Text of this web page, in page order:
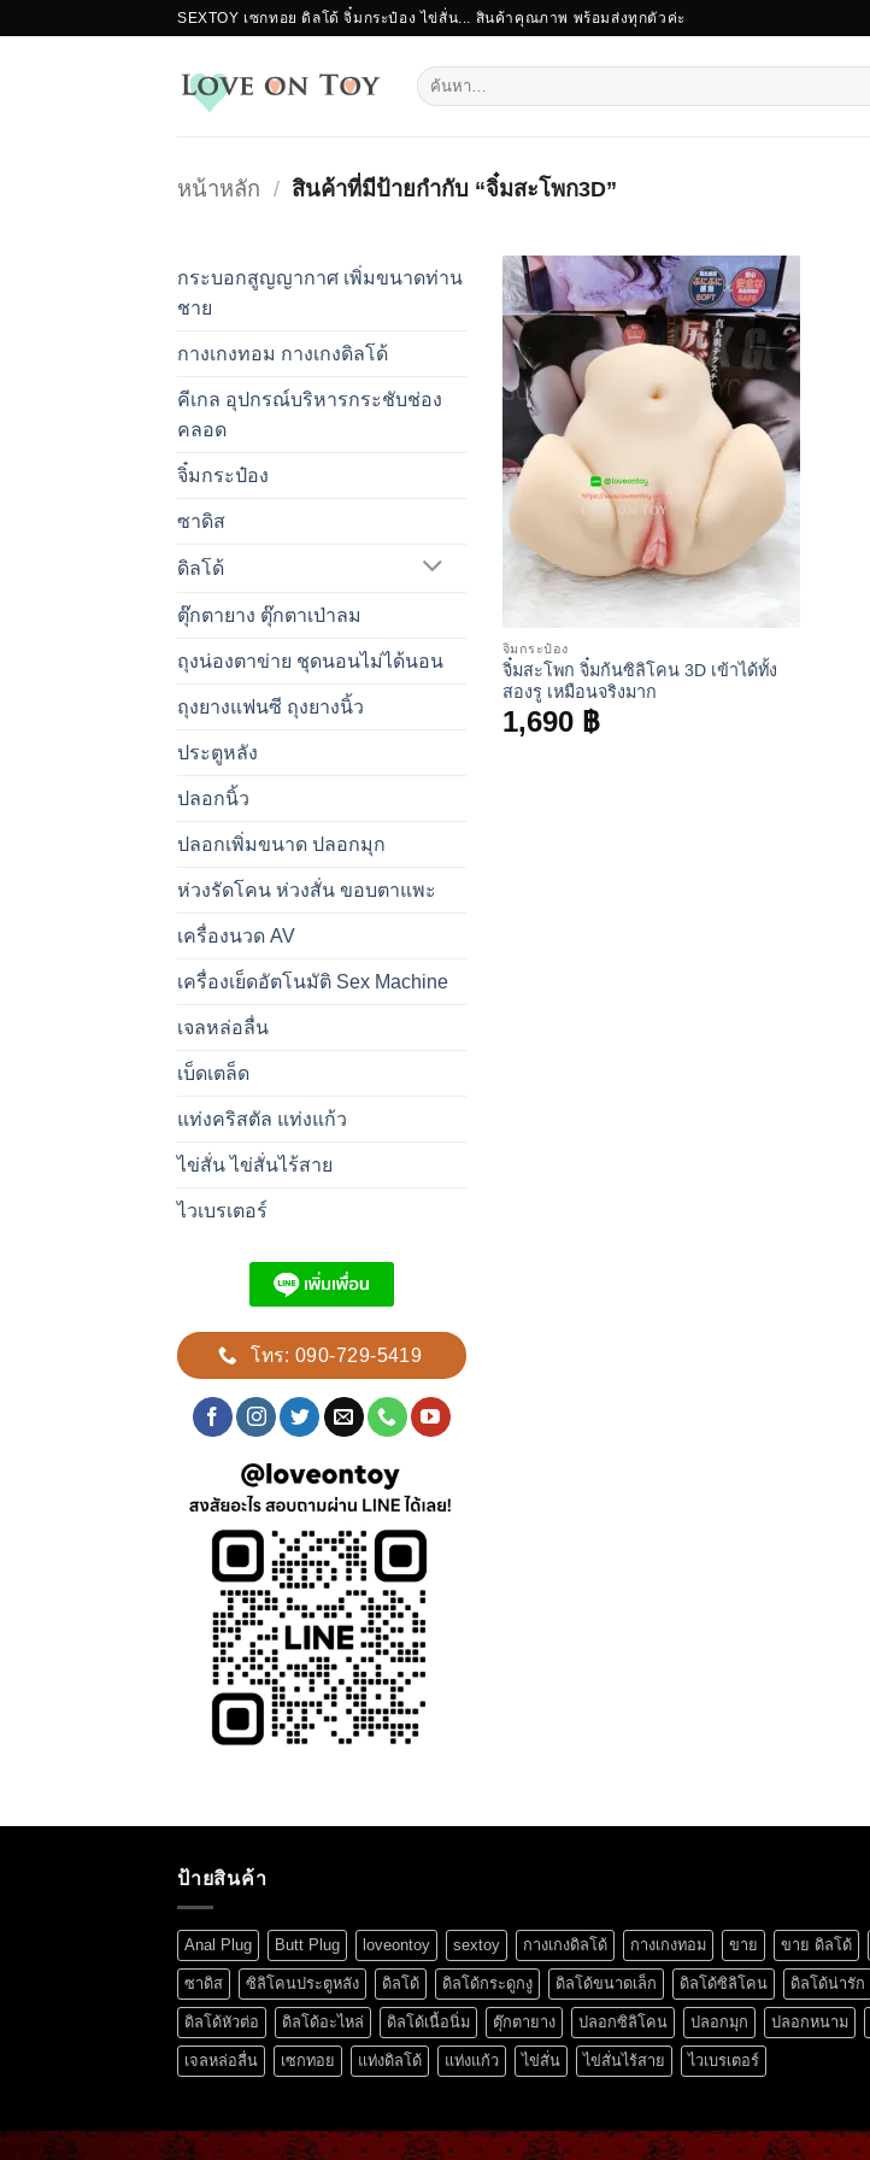
SEXTOY เซกทอย ดิลโด้ จิ๋มกระป๋อง ไข่สั่น... สินค้าคุณภาพ พร้อมส่งทุกตัวค่ะ
ค้นหา:
หน้าหลัก / สินค้าที่มีป้ายกำกับ “จิ๋มสะโพก3D”
กระบอกสูญญากาศ เพิ่มขนาดท่าน
ชาย
กางเกงทอม กางเกงดิลโด้
คีเกล อุปกรณ์บริหารกระชับช่อง
คลอด
จิ๋มกระป๋อง
ซาดิส
ดิลโด้
ตุ๊กตายาง ตุ๊กตาเป่าลม
ถุงน่องตาข่าย ชุดนอนไม่ได้นอน
ถุงยางแฟนซี ถุงยางนิ้ว
ประตูหลัง
ปลอกนิ้ว
ปลอกเพิ่มขนาด ปลอกมุก
ห่วงรัดโคน ห่วงสั่น ขอบตาแพะ
เครื่องนวด AV
เครื่องเย็ดอัตโนมัติ Sex Machine
เจลหล่อลื่น
เบ็ดเตล็ด
แท่งคริสตัล แท่งแก้ว
ไข่สั่น ไข่สั่นไร้สาย
ไวเบรเตอร์
โทร: 090-729-5419
จิ๋มกระป๋อง
จิ๋มสะโพก จิ๋มก้นซิลิโคน 3D เข้าได้ทั้ง
สองรู เหมือนจริงมาก
1,690 ฿
ป้ายสินค้า
Anal Plug Butt Plug loveontoy sextoy กางเกงดิลโด้ กางเกงทอม ขาย ขาย ดิลโด้
ซาดิส ซิลิโคนประตูหลัง ดิลโด้ ดิลโด้กระดูกงู ดิลโด้ขนาดเล็ก ดิลโด้ซิลิโคน ดิลโด้น่ารัก
ดิลโด้หัวต่อ ดิลโด้อะไหล่ ดิลโด้เนื้อนิ่ม ตุ๊กตายาง ปลอกซิลิโคน ปลอกมุก ปลอกหนาม
เจลหล่อลื่น เซกทอย แท่งดิลโด้ แท่งแก้ว ไข่สั่น ไข่สั่นไร้สาย ไวเบรเตอร์